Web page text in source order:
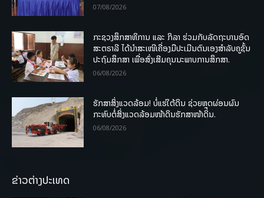
07/08/2026
ກະຊວງສຶກສາທິການ ແລະ ກິລາ ຮ່ວມກັບລັດຖະບານອົດ
ສະຕຣາລີ ໄດ້ນຳສະເໜີເຄື່ອງມືປະເມີນຕົນເອງສຳລັບຄູຊັ້ນ
ປະຖົມສຶກສາ ເພື່ອສົ່ງເສີມຄຸນນະພາບການສຶກສາ.
06/08/2026
ຮັກສາສິ່ງແວດລ້ອມ! ບໍ່ແຮ່ໃຕ້ດິນ ຊ່ວຍຫຼຸດຜ່ອນຜົນ
ກະທົບຕໍ່ສິ່ງແວດລ້ອມໜ້າດິນຮັກສາໜ້າດິນ.
06/08/2026
ຂ່າວຕ່າງປະເທດ